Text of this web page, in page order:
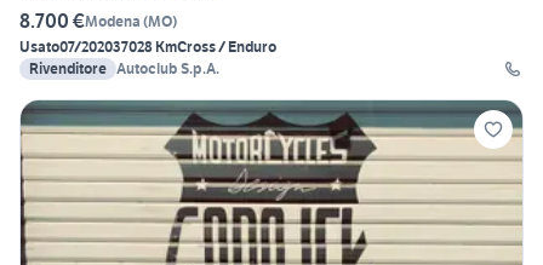
8.700 €Modena (MO)
Usato07/202037028 KmCross / Enduro
Rivenditore Autoclub S.p.A.